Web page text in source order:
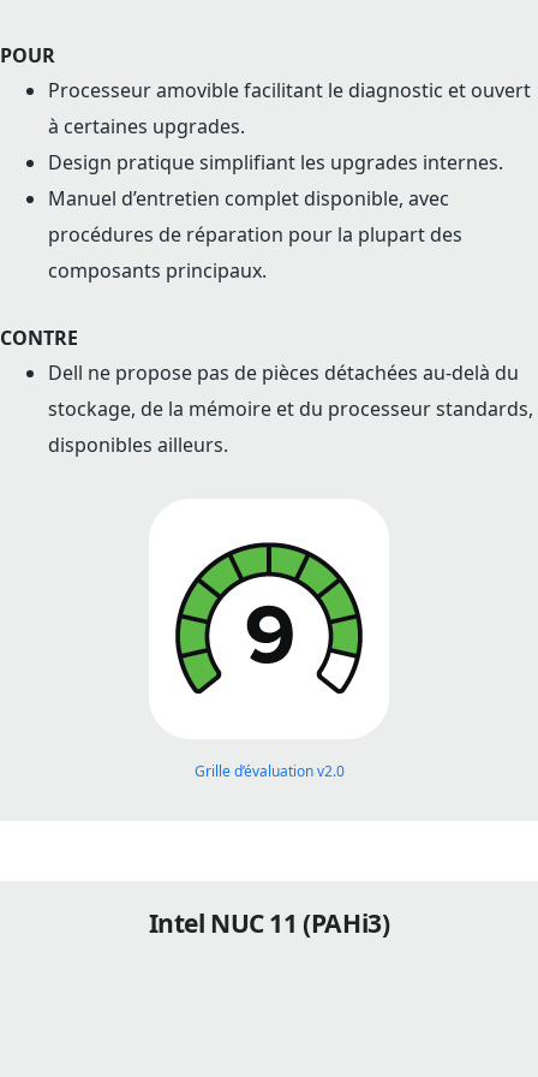
POUR
Processeur amovible facilitant le diagnostic et ouvert
à certaines upgrades.
Design pratique simplifiant les upgrades internes.
Manuel d’entretien complet disponible, avec
procédures de réparation pour la plupart des
composants principaux.
CONTRE
Dell ne propose pas de pièces détachées au-delà du
stockage, de la mémoire et du processeur standards,
disponibles ailleurs.
Grille d’évaluation v2.0
Intel NUC 11 (PAHi3)